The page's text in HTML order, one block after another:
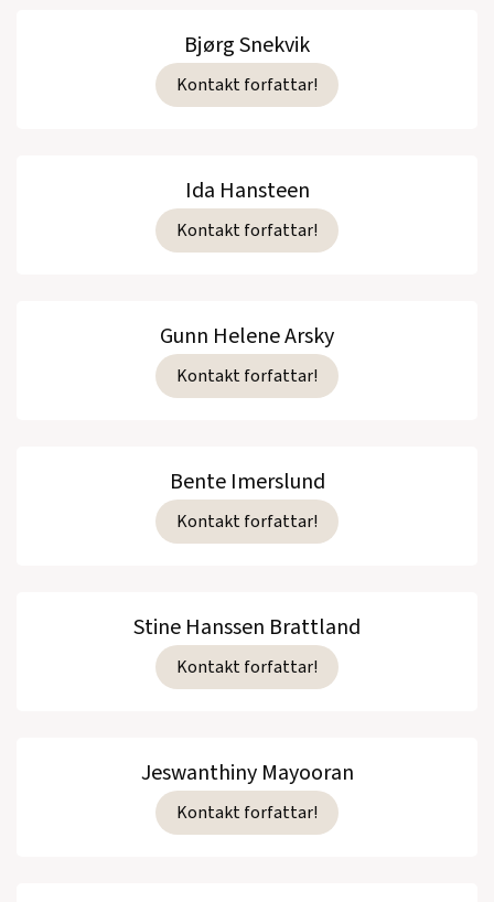
Bjørg Snekvik
Kontakt forfattar!
Ida Hansteen
Kontakt forfattar!
Gunn Helene Arsky
Kontakt forfattar!
Bente Imerslund
Kontakt forfattar!
Stine Hanssen Brattland
Kontakt forfattar!
Jeswanthiny Mayooran
Kontakt forfattar!